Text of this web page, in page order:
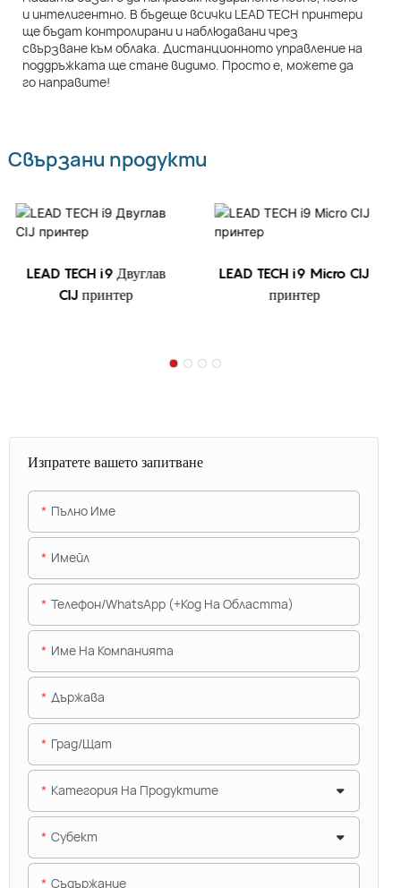
и интелигентно. В бъдеще всички LEAD TECH принтери
ще бъдат контролирани и наблюдавани чрез
свързване към облака. Дистанционното управление на
поддръжката ще стане видимо. Просто е, можете да
го направите!
Свързани продукти
LEAD TECH i9 Двуглав
CIJ принтер
LEAD TECH i9 Micro CIJ
принтер
Изпратете вашето запитване
Пълно Име
Имейл
Телефон/WhatsApp (+Код На Областта)
Име На Компанията
Държава
Град/щат
Категория На Продуктите
Субект
Съдържание